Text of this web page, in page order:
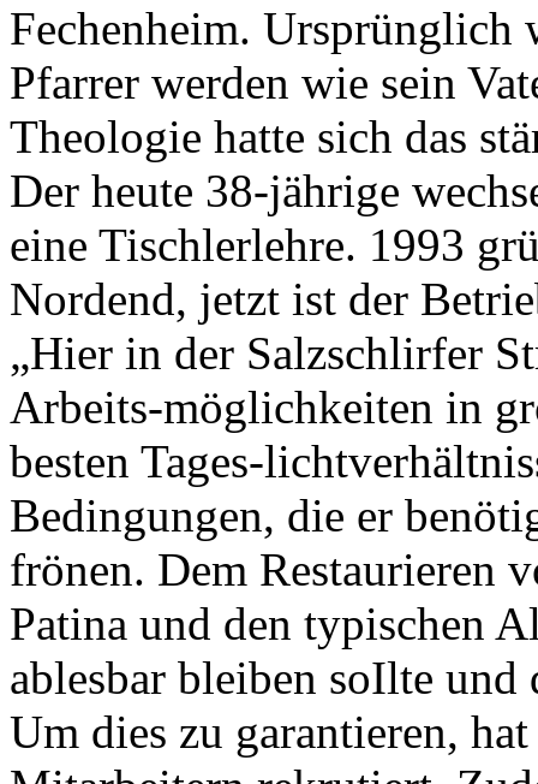
Fechenheim.
Pfarrer werden wie sein
Theologie hatte sich das
Der heute 38-jährige
eine Tischlerlehre. 1993
Nordend, jetzt ist der
„Hier in der Salzschlirfer
Arbeits-möglichkeiten in
besten Tages-
Bedingungen, die er
frönen. Dem Restaurieren
Patina und den typischen
ablesbar bleiben soIlte und
Um dies zu garantieren,